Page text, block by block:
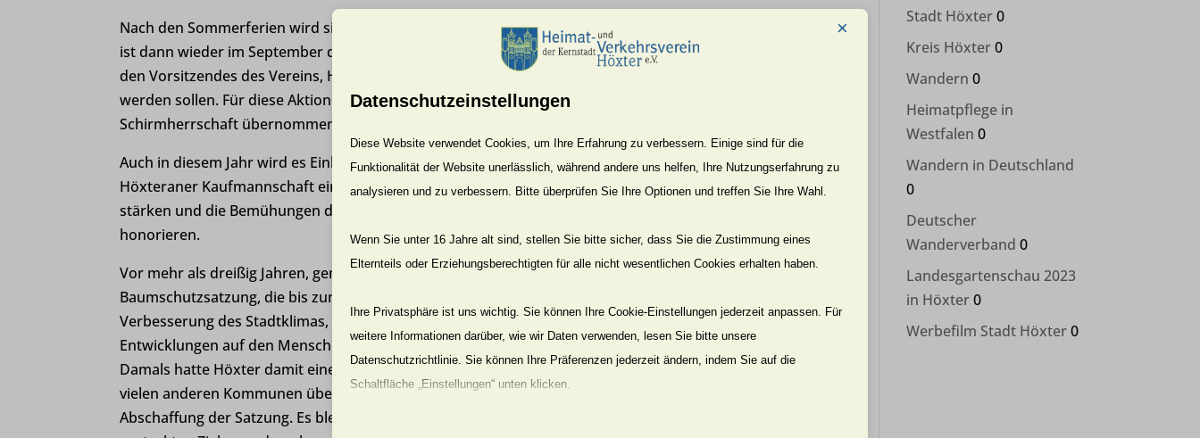
Nach den Sommerferien wird sich eine Jury auf den Weg machen um die Gewinner
ist dann wieder im September die Preisträger in das historischeRathaus der Stadt einzuladen, wo durch
den Vorsitzendes des Vereins, Herrn Norbert
Drews, die Preise im würdigen Rahmen übergeben
werden sollen. Für diese Aktion hatBürgermeister Daniel Hartmann freundlicherweise die
Schirmherrschaft übernommen.
Auch indiesem Jahr wird es Einkaufsgutscheine der Werbegemeinschaft geben, die dann beider
Höxteraner Kaufmannschaft einzulösen sind. So hoffen Vorstand und Beirat dieWirtschaftskraft zu
stärken und die Bemühungen der Werbegemeinschaft durch
honorieren.
Vor mehr als dreißig Jahren, genau im März 1991 verabschiedete der Rat der StadtHöxter eine
Baumschutzsatzung, die bis zum Jahr 2007 Gültigkeit hatte. Ziel dieser
Verbesserung des Stadtklimas, der Erhalt einesartgerechten Baumbestandes, Abwehr schädlicher
Entwicklungen auf den Menschenund die Sicherstellung der Leistungsfähigkeit des Naturhaushaltes.
Damals hatte Höxterdamit eine Vorreiterrolle übernommen und die höxtersche Satzung wurde von
vielenanderen Kommunen übernommen. Leider beschloss der Rat der Stadt Höxter im Jahr
Abschaffung der Satzung. Es bleibt zu hoffen, dass es mit der
Stadt Höxter0
Kreis Höxter0
Wandern 0
Heimatpflege in
Westfalen 0
Wandern in Deutschland
0
Deutscher
Wanderverband 0
Landesgartenschau 2023
in Höxter0
Werbefilm Stadt Höxter0
Datenschutzeinstellungen
×
Diese Website verwendet Cookies, um Ihre Erfahrung zu verbessern. Einige sind für die
Funktionalität der Website unerlässlich, während andere uns helfen, Ihre Nutzungserfahrung zu
analysieren und zu verbessern. Bitte überprüfen Sie Ihre Optionen und treffen Sie Ihre Wahl.
Wenn Sie unter 16 Jahre alt sind, stellen Sie bitte sicher, dass Sie die Zustimmung eines
Elternteils oder Erziehungsberechtigten für alle nicht wesentlichen Cookies erhalten haben.
Ihre Privatsphäre ist uns wichtig. Sie können Ihre Cookie-Einstellungen jederzeit anpassen. Für
weitere Informationen darüber, wie wir Daten verwenden, lesen Sie bitte unsere
Datenschutzrichtlinie. Sie können Ihre Präferenzen jederzeit ändern, indem Sie auf die
Schaltfläche „Einstellungen“ unten klicken.